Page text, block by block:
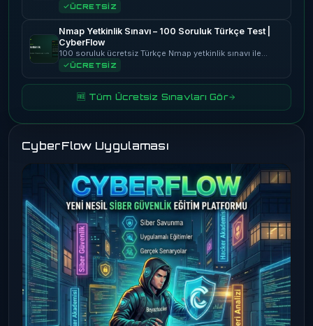
ÜCRETSİZ
Nmap Yetkinlik Sınavı – 100 Soruluk Türkçe Test |
CyberFlow
100 soruluk ücretsiz Türkçe Nmap yetkinlik sınavı ile…
ÜCRETSİZ
🆓 Tüm Ücretsiz Sınavları Gör
CyberFlow Uygulaması